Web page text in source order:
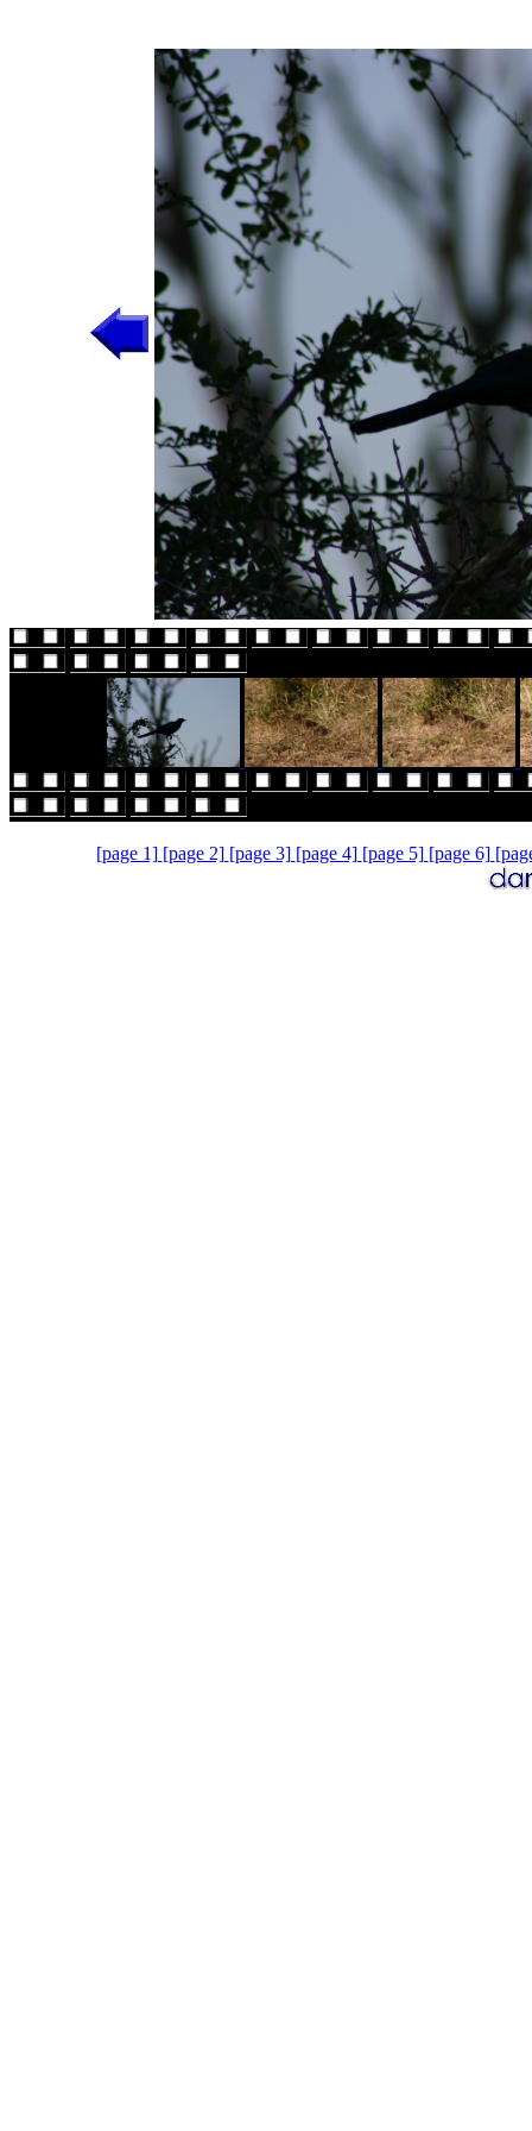
[page 1] [page 2] [page 3] [page 4] [page 5] [page 6]